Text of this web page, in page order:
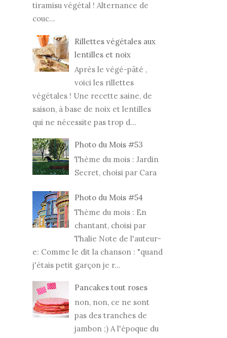
tiramisu végétal ! Alternance de
couc...
Rillettes végétales aux
lentilles et noix
Après le végé-pâté ,
voici les rillettes
végétales ! Une recette saine, de
saison, à base de noix et lentilles
qui ne nécessite pas trop d...
Photo du Mois #53
Thème du mois : Jardin
Secret, choisi par Cara
Photo du Mois #54
Thème du mois : En
chantant, choisi par
Thalie Note de l'auteur-
e: Comme le dit la chanson : "quand
j'étais petit garçon je r...
Pancakes tout roses
non, non, ce ne sont
pas des tranches de
jambon ;) A l'époque du